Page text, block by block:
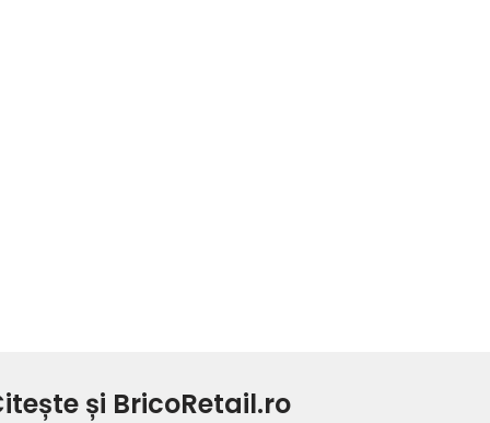
și BricoRetail.ro